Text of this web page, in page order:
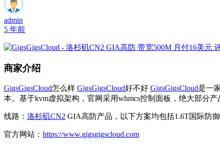
admin
5 年前
商家介绍
GigsGigsCloud怎么样 GigsGigsCloud好不好 GigsGigsCloud是一
本。基于kvm虚拟架构，官网采用whmcs控制面板，绝大部分
线路： 洛杉矶CN2 GIA高防产品，以下方案均包括1.6T国际防御
官方网站： https://www.gigsgigscloud.com